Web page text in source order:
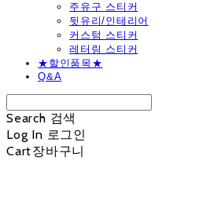
주유구 스티커
뒷유리/인테리어
커스텀 스티커
레터링 스티커
★할인품목★
Q&A
Search 검색
Log In 로그인
Cart장바구니